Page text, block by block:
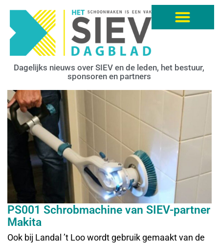
Dagelijks nieuws over SIEV en de leden, het bestuur,
sponsoren en partners
PS001 Schrobmachine van SIEV-partner
Makita
Ook bij Landal ’t Loo wordt gebruik gemaakt van de